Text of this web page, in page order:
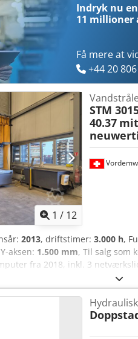
Indryk nu
11 millioner
Få mere at
+44 20
1 / 12
STM
40.37
2013, driftstimer: 3.000 h,
aksen: 1.500 mm, Til salg som
fra 2018, inkl. 3
Ecotron 40.37 årg. 2013.
årg. 2013. Søjlesvingkran
--> som ny. Diverse tilbehør.
i brug først i 2019.